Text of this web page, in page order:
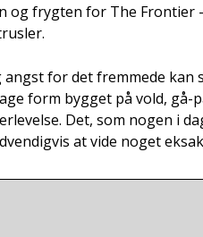
og fryg­ten for The Fron­ti­er
for det frem­me­de kan
form byg­get på vold,
Det, som nogen i
at vide noget